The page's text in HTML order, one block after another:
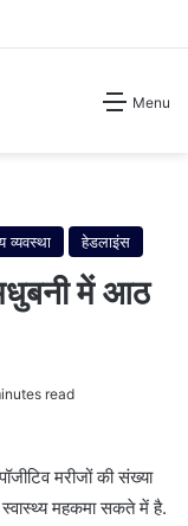
Menu
Search for
व्यवस्था हेडलाइंस
में आठ
read
मरीजों की संख्या
महकमा सकते में है.